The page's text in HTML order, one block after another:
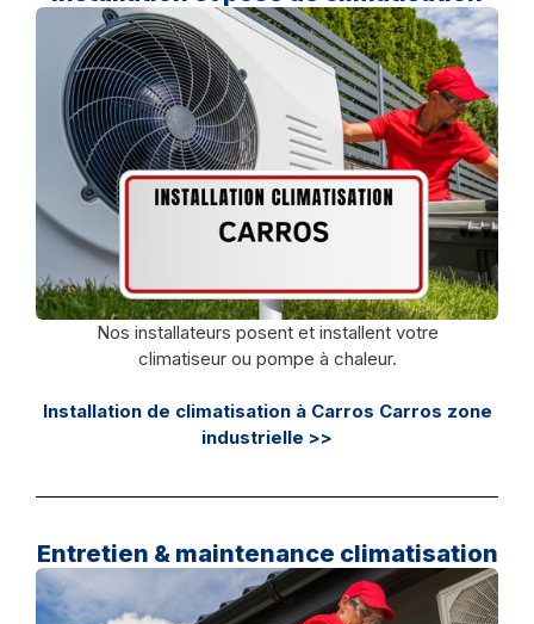
Nos installateurs posent et installent votre
climatiseur ou pompe à chaleur.
Installation de climatisation à Carros Carros zone
industrielle >>
Entretien & maintenance climatisation